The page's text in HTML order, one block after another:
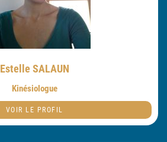
Estelle SALAUN
Kinésiologue
VOIR LE PROFIL